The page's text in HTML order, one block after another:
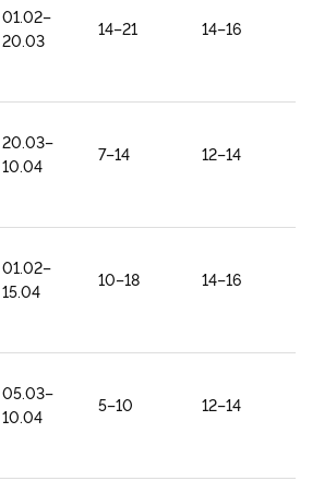
01.02–
20.03
14–21 14–16
20.03–
10.04
7–14 12–14
01.02–
15.04
10–18 14–16
05.03–
10.04
5–10 12–14